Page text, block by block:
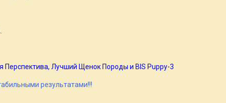
Перспектива, Лучший Щенок Породы и BIS Puppy-3
результатами!!!